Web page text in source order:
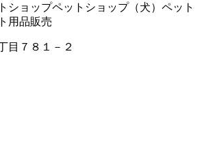
ショップペットショップ（犬） ペット
用品販売
目７８１－２